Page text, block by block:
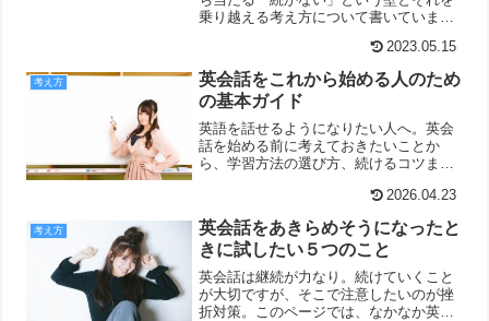
乗り越える考え方について書いていま
2023.05.15
考え方
英会話をこれから始める人のため
の基本ガイド
英語を話せるようになりたい人へ。英会
話を始める前に考えておきたいことか
ら、学習方法の選び方、続けるコツま
2026.04.23
考え方
英会話をあきらめそうになったと
きに試したい５つのこと
英会話は継続が力なり。続けていくこと
が大切ですが、そこで注意したいのが挫
折対策。このページでは、なかなか英語